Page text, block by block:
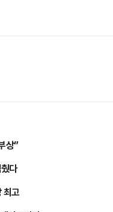
상”
다
최고